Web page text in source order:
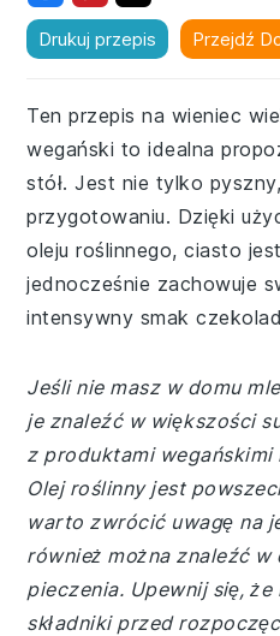
Drukuj przepis Przejdź
Ten przepis na wieniec
wegański to idealna
stół. Jest nie tylko
przygotowaniu. Dzięki
oleju roślinnego, ciasto
jednocześnie zachowuje
intensywny smak
Jeśli nie masz w domu
je znaleźć w większości
z produktami
Olej roślinny jest
warto zwrócić uwagę na
również można znaleźć
pieczenia. Upewnij się,
składniki przed